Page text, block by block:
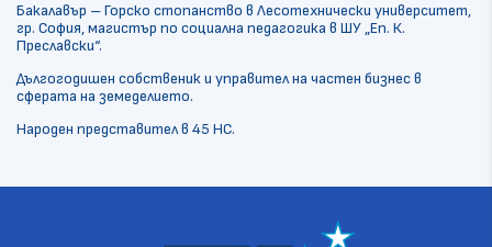
Бакалавър – Горско стопанство в Лесотехнически университет,
гр. София, магистър по социална педагогика в ШУ „Еп. К.
Преславски“.
Дългогодишен собственик и управител на частен бизнес в
сферата на земеделието.
Народен представител в 45 НС.